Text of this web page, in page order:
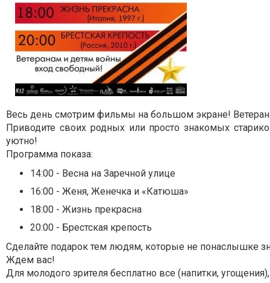
Весь день смотрим фильмы на большом экране!
Приводите своих родных или просто знакомых
уютно!
Программа показа:
14:00 - Весна на Заречной улице
16:00 - Женя, Женечка и «Катюша»
18:00 - Жизнь прекрасна
20:00 - Брестская крепость
Сделайте подарок тем людям, которые не понаслышке
Ждем вас!
Для молодого зрителя бесплатно все (напитки,